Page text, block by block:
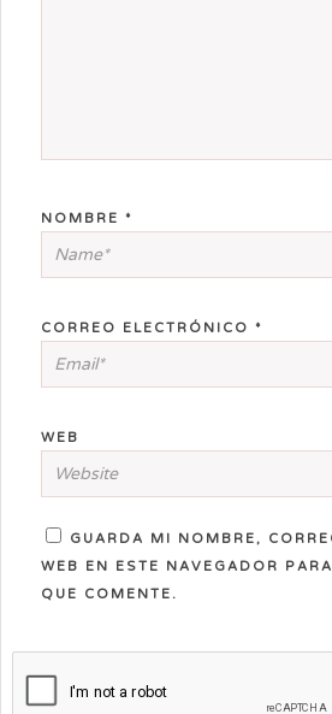
NOMBRE *
CORREO ELECTRÓNICO *
WEB
GUARDA MI NOMBRE,
WEB EN ESTE NAVEGADOR
QUE COMENTE.